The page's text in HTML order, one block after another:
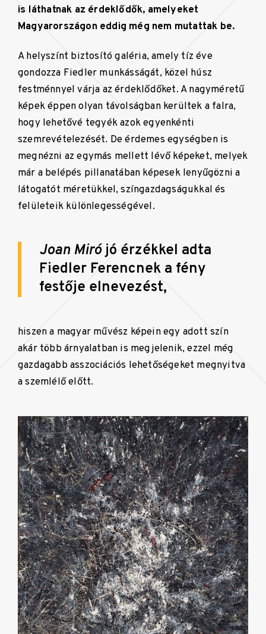
is láthatnak az érdeklődők, amelyeket
Magyarországon eddig még nem mutattak be.
A helyszínt biztosító galéria, amely tíz éve
gondozza Fiedler munkásságát, közel húsz
festménnyel várja az érdeklődőket. A nagyméretű
képek éppen olyan távolságban kerültek a falra,
hogy lehetővé tegyék azok egyenkénti
szemrevételezését. De érdemes egységben is
megnézni az egymás mellett lévő képeket, melyek
már a belépés pillanatában képesek lenyűgözni a
látogatót méretükkel, színgazdagságukkal és
felületeik különlegességével.
Joan Mirójó érzékkel adta
Fiedler Ferencnek a fény
festője elnevezést,
hiszen a magyar művész képein egy adott szín
akár több árnyalatban is megjelenik, ezzel még
gazdagabb asszociációs lehetőségeket megnyitva
a szemlélő előtt.